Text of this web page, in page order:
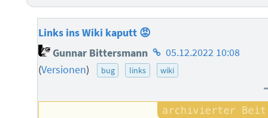
Links ins Wiki kaputt 😡
Gunnar Bittersmann Homepage
des
05.12.2022 10:08
(Versionen) bug links wiki